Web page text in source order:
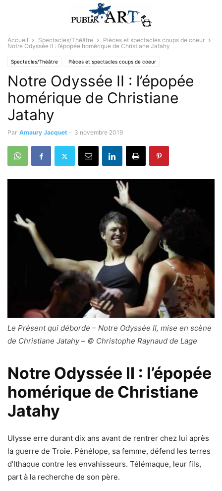
Accueil Spectacles/Théâtre
Pièces et spectacles coups de coeur
Notre Odyssée II : l’épopée homérique de Christiane Jatahy
Spectacles/Théâtre Pièces et spectacles coups de coeur
Notre Odyssée II : l’épopée
homérique de Christiane
Jatahy
Par Amaury Jacquet - 3 novembre 2019
Le Présent qui déborde – Notre Odyssée II, mise en scène
de Christiane Jatahy – © Christophe Raynaud de Lage
Notre Odyssée II : l’épopée
homérique de Christiane
Jatahy
Ulysse erre durant dix ans avant de rentrer chez lui après
la guerre de Troie. Pénélope, sa femme, défend les terres
d’Ithaque contre les envahisseurs. Télémaque, leur fils,
part à la recherche de son père.